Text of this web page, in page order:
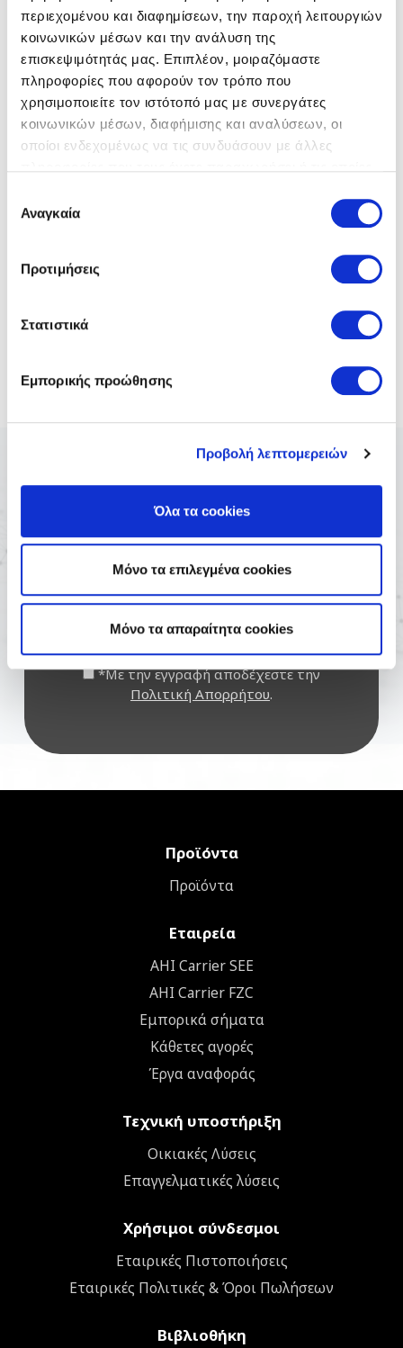
περιεχομένου και διαφημίσεων, την παροχή λειτουργιών
κοινωνικών μέσων και την ανάλυση της
επισκεψιμότητάς μας. Επιπλέον, μοιραζόμαστε
πληροφορίες που αφορούν τον τρόπο που
χρησιμοποιείτε τον ιστότοπό μας με συνεργάτες
κοινωνικών μέσων, διαφήμισης και αναλύσεων, οι
οποίοι ενδεχομένως να τις συνδυάσουν με άλλες
των υπηρεσιών τους.
συγκατάθεσης
Αναγκαία
Προτιμήσεις
Στατιστικά
Εμπορικής προώθησης
Προβολή λεπτομερειών
Όλα τα cookies
Μόνο τα επιλεγμένα cookies
Mόνο τα απαραίτητα cookies
Άλλα προϊόντα
Newsletter
*Με την εγγραφή αποδέχεστε την
Πολιτική Απορρήτου.
Προϊόντα
Προϊόντα
Εταιρεία
ΑΗΙ Carrier SEE
AHI Carrier FZC
Εμπορικά σήματα
Κάθετες αγορές
Έργα αναφοράς
Τεχνική υποστήριξη
Οικιακές Λύσεις
Επαγγελματικές λύσεις
Χρήσιμοι σύνδεσμοι
Εταιρικές Πιστοποιήσεις
Εταιρικές Πολιτικές & Όροι Πωλήσεων
Βιβλιοθήκη